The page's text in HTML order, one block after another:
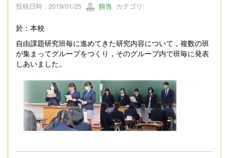
投稿日時 : 2019/01/25 担当 カテゴリ:
於：本校
自由課題研究班毎に進めてきた研究内容について，複数の班
が集まってグループをつくり，そのグループ内で班毎に発表
しあいました。